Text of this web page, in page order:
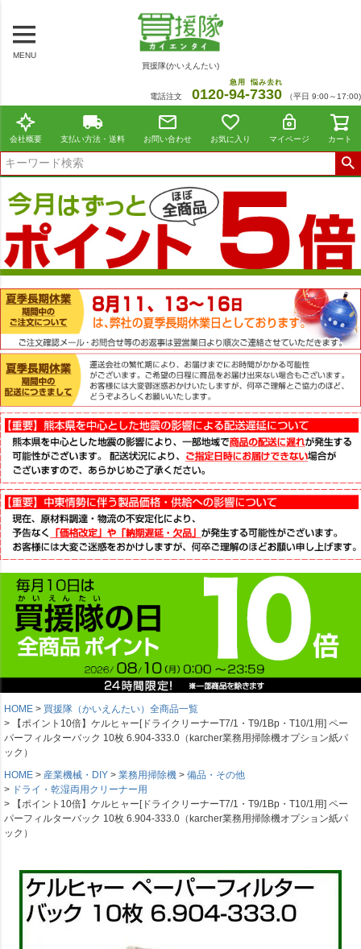
MENU
買援隊(かいえんたい)
電話注文 0120-94
急用
-7330
悩み去れ
（平日 9:00～17:00)
会社概要 支払い方法・送料 お問い合わせ お気に入り マイページ カート
HOME
買援隊（かいえんたい）全商品一覧
【ポイント10倍】ケルヒャー[ドライクリーナーT7/1・T9/1Bp・T10/1用] ペー
パーフィルターバック 10枚 6.904-333.0（karcher業務用掃除機オプション紙パ
ック）
HOME
産業機械・DIY 業務用掃除機
備品・その他
ドライ・乾湿両用クリーナー用
【ポイント10倍】ケルヒャー[ドライクリーナーT7/1・T9/1Bp・T10/1用] ペー
パーフィルターバック 10枚 6.904-333.0（karcher業務用掃除機オプション紙パ
ック）